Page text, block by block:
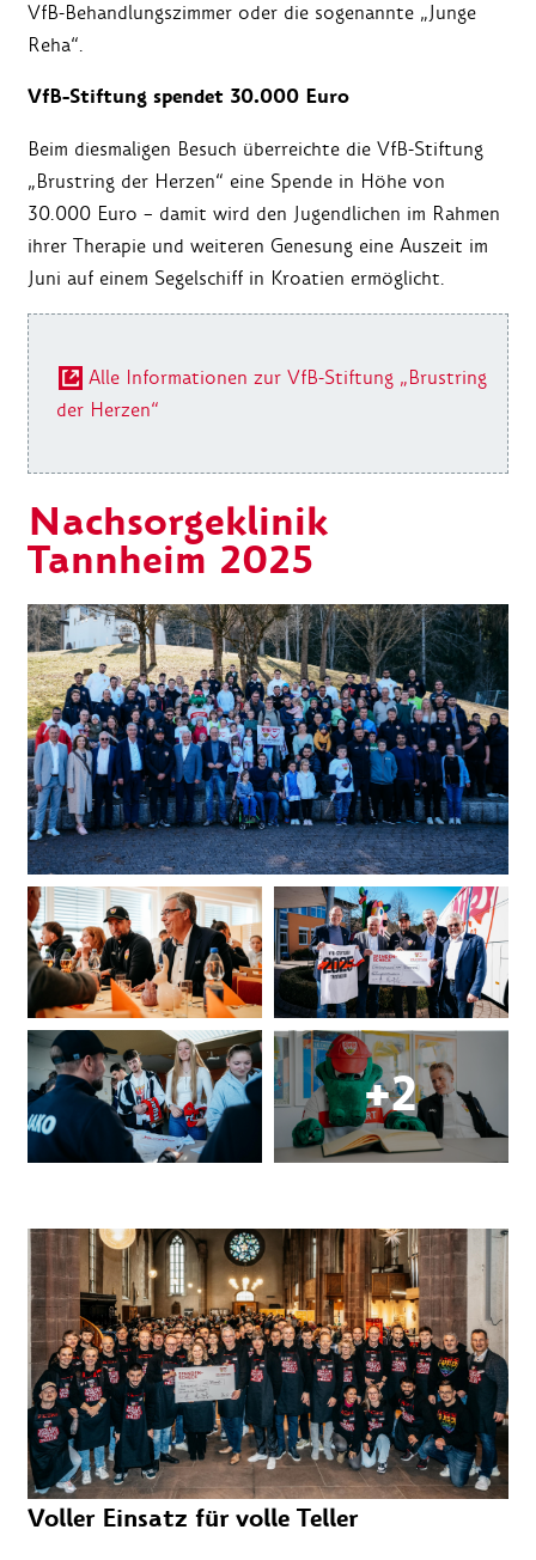
VfB-Behandlungszimmer oder die sogenannte „Junge
Reha“.
VfB-Stiftung spendet 30.000 Euro
Beim diesmaligen Besuch überreichte die VfB-Stiftung
„Brustring der Herzen“ eine Spende in Höhe von
30.000 Euro – damit wird den Jugendlichen im Rahmen
ihrer Therapie und weiteren Genesung eine Auszeit im
Juni auf einem Segelschiff in Kroatien ermöglicht.
Alle Informationen zur VfB-Stiftung „Brustring
der Herzen“
Nachsorgeklinik
Tannheim 2025
Voller Einsatz für volle Teller